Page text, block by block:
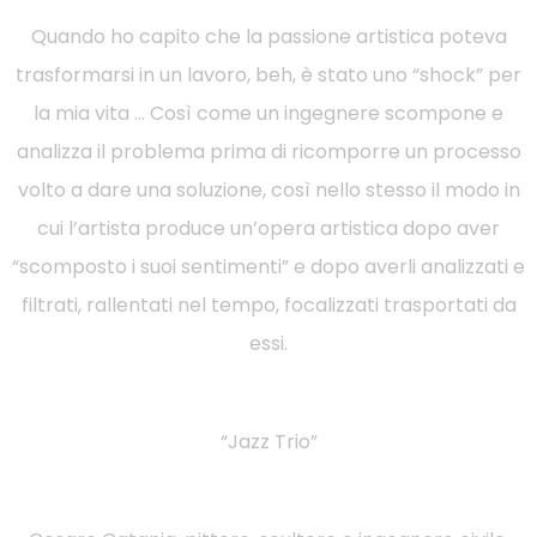
Quando ho capito che la passione artistica poteva
trasformarsi in un lavoro, beh, è ​​stato uno “shock” per
la mia vita … Così come un ingegnere scompone e
analizza il problema prima di ricomporre un processo
volto a dare una soluzione, così nello stesso il modo in
cui l’artista produce un’opera artistica dopo aver
“scomposto i suoi sentimenti” e dopo averli analizzati e
filtrati, rallentati nel tempo, focalizzati trasportati da
essi.
“Jazz Trio”